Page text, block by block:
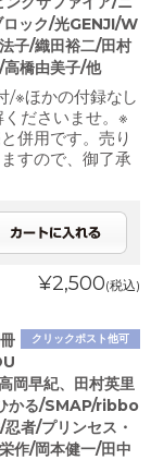
ロック/光GENJI/W
子/織田裕二/田村
橋由美子/他
/※ほかの付録なし
ださいませ。※
併用です。売り
すので、御了承
¥2,500(税込)
クリックポスト他可
岡早紀、田村英里
かる/SMAP/ribbo
者/プリンセス・
作/岡本健一/田中